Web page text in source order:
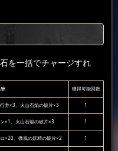
を一括でチャージすれ
獲得可能回数
券×3、火山石焔の破片×3 1
×1、火山石焔の破片×3 1
×20、微風の妖精の破片×2 1